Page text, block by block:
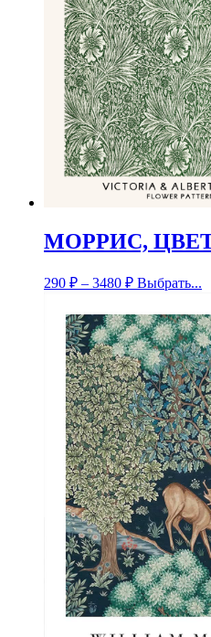
МОРРИС,
290 ₽ – 3480 ₽ Выбрать...